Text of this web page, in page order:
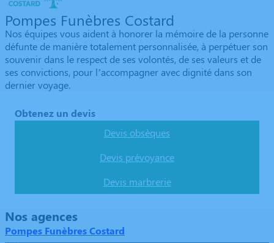
Pompes Funèbres Costard
Nos équipes vous aident à honorer la mémoire de la personne
défunte de manière totalement personnalisée, à perpétuer son
souvenir dans le respect de ses volontés, de ses valeurs et de
ses convictions, pour l’accompagner avec dignité dans son
dernier voyage.
Obtenez un devis
Devis obsèques
Devis prévoyance
Devis marbrerie
Nos agences
Pompes Funèbres Costard